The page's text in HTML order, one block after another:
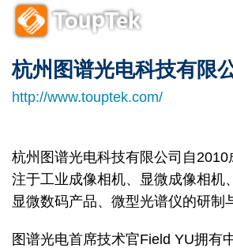
Left
Column
Image
Image
Right
Column
Text
Area
杭州图谱光电科技有限
http://www.touptek.com/
杭州图谱光电科技有限公司自
注于工业成像相机、显微成像相机
显微数码产品、微型光谱仪的研制
图谱光电首席技术官Field YU拥有